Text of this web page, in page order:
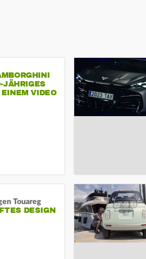
JÄHRIGES
VIDEO
Touareg
DESIGN